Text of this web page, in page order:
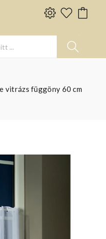
vitrázs függöny 60 cm